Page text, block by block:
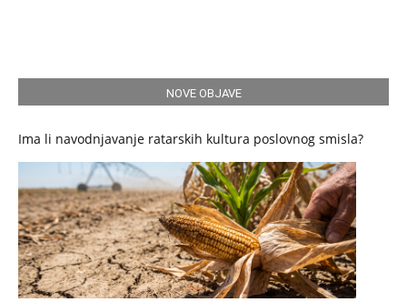
NOVE OBJAVE
Ima li navodnjavanje ratarskih kultura poslovnog smisla?